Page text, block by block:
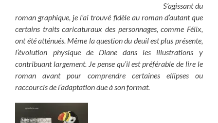
S’agissant du
roman graphique, je l’ai trouvé fidèle au roman d’autant que
certains traits caricaturaux des personnages, comme Félix,
ont été atténués. Même la question du deuil est plus présente,
l’évolution physique de Diane dans les illustrations y
contribuant largement. Je pense qu’il est préférable de lire le
roman avant pour comprendre certaines ellipses ou
raccourcis de l’adaptation due à son format.